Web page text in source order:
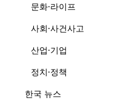
문화·라이프
사회·사건사고
산업·기업
정치·정책
한국 뉴스